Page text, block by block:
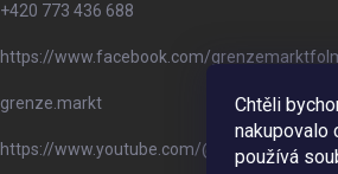
Chtěli
nakupovalo
používá
+420 773 436 688
https://www.facebook.com/
grenze.markt
https://www.youtube.com/@GrenzeMarkt